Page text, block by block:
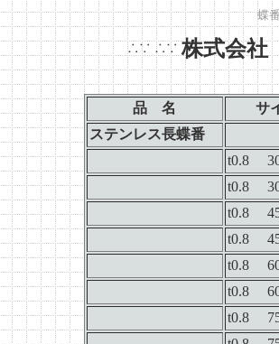
蝶
∴∵ ∴∵ 株式会
品 名 サ
ステンレス長蝶番
t0.8
t0.8
t0.8
t0.8
t0.8
t0.8
t0.8